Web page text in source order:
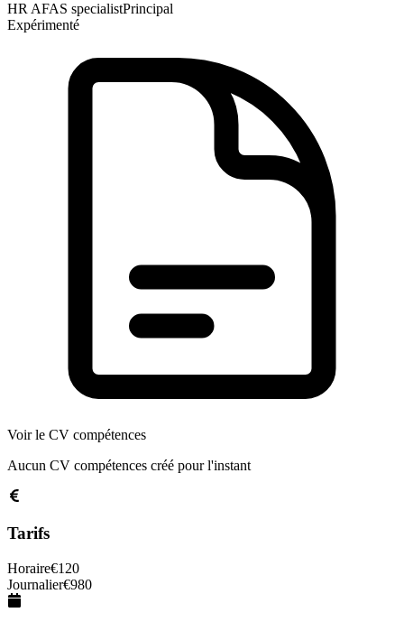
HR AFAS specialistPrincipal
Expérimenté
Voir le CV compétences
Aucun CV compétences créé pour l'instant
Tarifs
Horaire€120
Journalier€980